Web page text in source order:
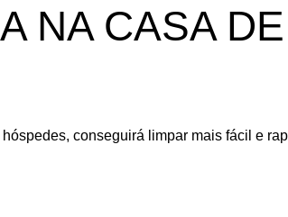
NA CASA
conseguirá limpar mais fácil e